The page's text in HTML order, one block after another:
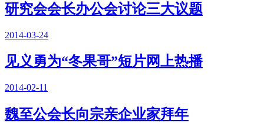
研究会会长办公会讨论三大议题
2014-03-24
见义勇为“冬果哥”短片网上热播
2014-02-11
魏至公会长向宗亲企业家拜年